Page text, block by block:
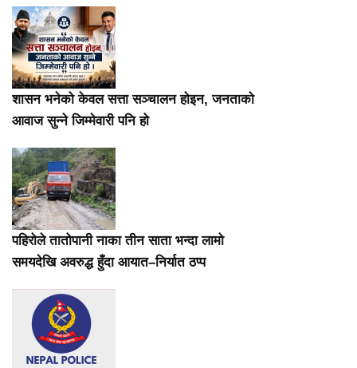
शासन भनेको केवल सत्ता सञ्चालन होइन, जनताको
आवाज सुन्ने जिम्मेवारी पनि हो
पहिरोले तातोपानी नाका तीन साता भन्दा लामो
समयदेखि अवरुद्ध हुँदा आयात–निर्यात ठप्प